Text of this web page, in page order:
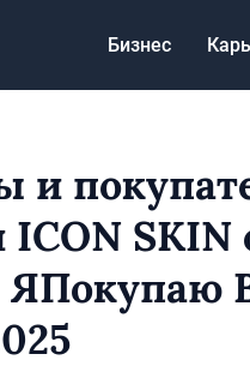
Бизнес
и
SKIN